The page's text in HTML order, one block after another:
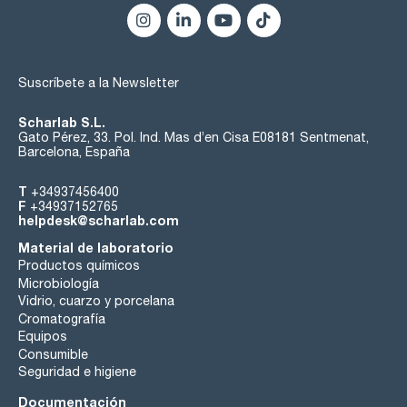
Suscríbete a la Newsletter
Scharlab S.L.
Gato Pérez, 33. Pol. Ind. Mas d’en Cisa E08181 Sentmenat,
Barcelona, España
T +34937456400
F +34937152765
helpdesk@scharlab.com
Material de laboratorio
Productos químicos
Microbiología
Vidrio, cuarzo y porcelana
Cromatografía
Equipos
Consumible
Seguridad e higiene
Documentación